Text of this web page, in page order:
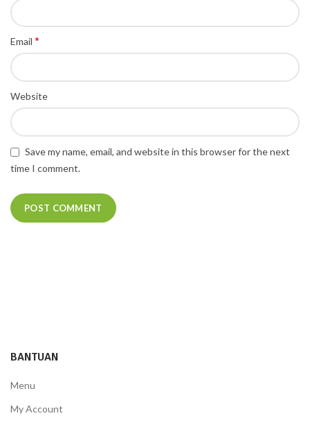
Email *
Website
Save my name, email, and website in this browser for the next
time I comment.
BANTUAN
Menu
My Account